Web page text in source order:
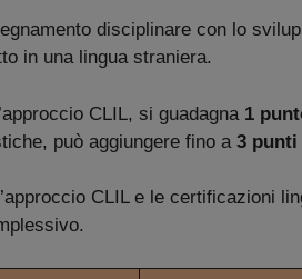
disciplinare con lo
in una lingua straniera.
CLIL, si guadagna 1
può aggiungere fino a 3 punti
CLIL e le certificazioni